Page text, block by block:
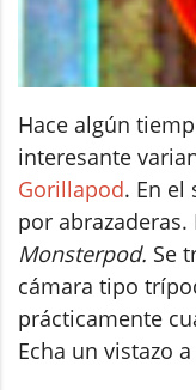
Hace algún
interesante
Gorillapod. En el
por
Monsterpod. Se
cámara tipo
prácticamente
Echa un vistazo